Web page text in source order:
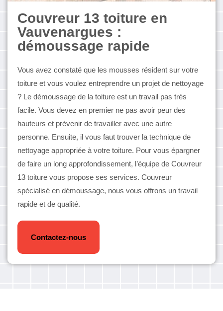
Couvreur 13 toiture en
Vauvenargues :
démoussage rapide
Vous avez constaté que les mousses résident sur votre
toiture et vous voulez entreprendre un projet de nettoyage
? Le démoussage de la toiture est un travail pas très
facile. Vous devez en premier ne pas avoir peur des
hauteurs et prévenir de travailler avec une autre
personne. Ensuite, il vous faut trouver la technique de
nettoyage appropriée à votre toiture. Pour vous épargner
de faire un long approfondissement, l’équipe de Couvreur
13 toiture vous propose ses services. Couvreur
spécialisé en démoussage, nous vous offrons un travail
rapide et de qualité.
Contactez-nous